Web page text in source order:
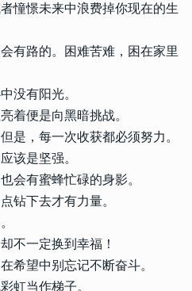
憧憬未来中浪费掉你现在的生
有路的。困难苦难，困在家里
没有阳光。
着便是向黑暗挑战。
是，每一次收获都必须努力。
该是坚强。
会有蜜蜂忙碌的身影。
钻下去才有力量。
不一定换到幸福！
希望中别忘记不断奋斗。
虹当作梯子。